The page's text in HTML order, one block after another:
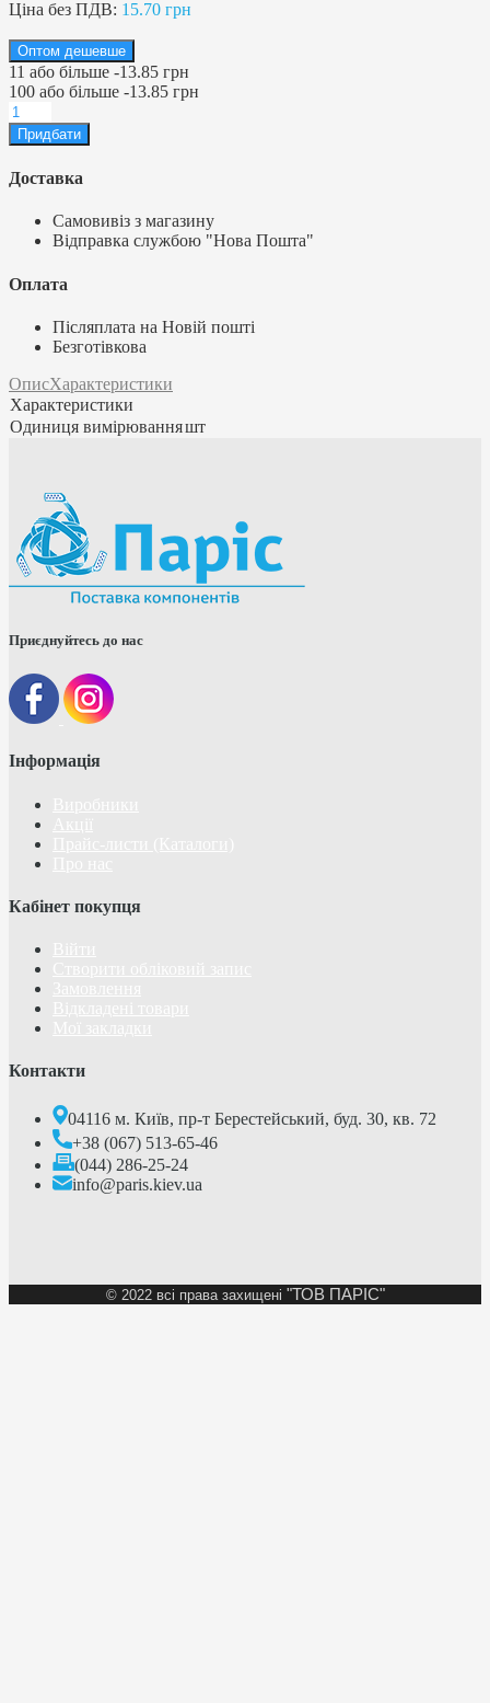
Ціна без ПДВ: 15.70 грн
Оптом дешевше
11 або більше -13.85 грн
100 або більше -13.85 грн
Доставка
Самовивіз з магазину
Відправка службою "Нова Пошта"
Оплата
Післяплата на Новій пошті
Безготівкова
ОписХарактеристики
Характеристики
Одиниця вимірюванняшт
Приєднуйтесь до нас
Інформація
Кабінет покупця
Контакти
04116 м. Київ, пр-т Берестейський, буд. 30, кв. 72
+38 (067) 513-65-46
(044) 286-25-24
info@paris.kiev.ua
© 2022 всі права захищені "ТОВ ПАРІС"